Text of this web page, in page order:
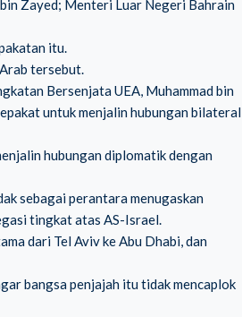
Zayed; Menteri Luar Negeri Bahrain
itu.
tersebut.
Bersenjata UEA, Muhammad bin
untuk menjalin hubungan bilateral
hubungan diplomatik dengan
sebagai perantara menugaskan
tingkat atas AS-Israel.
dari Tel Aviv ke Abu Dhabi, dan
bangsa penjajah itu tidak mencaplok